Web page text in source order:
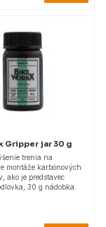
Gripper jar 30 g
trenia na
montáže karbónových
ako je predstavec
30 g nádobka.